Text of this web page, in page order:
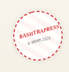
RASHTRAPRESS
8 अगस्त 2026